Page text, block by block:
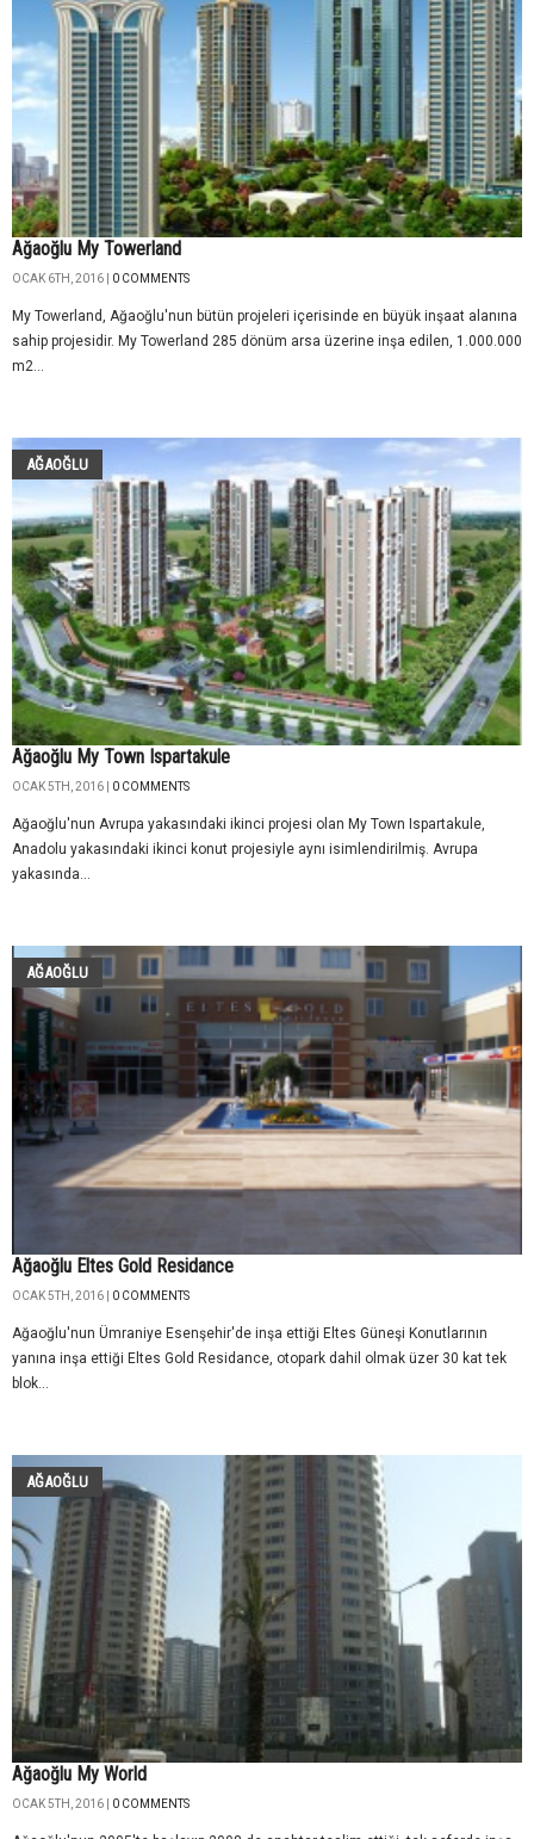
Ağaoğlu My Towerland
OCAK 6TH, 2016 | 0 COMMENTS
My Towerland, Ağaoğlu'nun bütün projeleri içerisinde en büyük inşaat alanına
sahip projesidir. My Towerland 285 dönüm arsa üzerine inşa edilen, 1.000.000
m2...
AĞAOĞLU
Ağaoğlu My Town Ispartakule
OCAK 5TH, 2016 | 0 COMMENTS
Ağaoğlu'nun Avrupa yakasındaki ikinci projesi olan My Town Ispartakule,
Anadolu yakasındaki ikinci konut projesiyle aynı isimlendirilmiş. Avrupa
yakasında...
AĞAOĞLU
Ağaoğlu Eltes Gold Residance
OCAK 5TH, 2016 | 0 COMMENTS
Ağaoğlu'nun Ümraniye Esenşehir'de inşa ettiği Eltes Güneşi Konutlarının
yanına inşa ettiği Eltes Gold Residance, otopark dahil olmak üzer 30 kat tek
blok...
AĞAOĞLU
Ağaoğlu My World
OCAK 5TH, 2016 | 0 COMMENTS